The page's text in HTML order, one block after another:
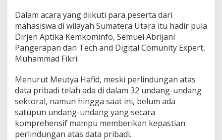
Dalam acara yang diikuti para peserta dari
mahasiswa di wilayah Sumatera Utara itu hadir pula
Dirjen Aptika Kemkominfo, Semuel Abrijani
Pangerapan dan Tech and Digital Comunity Expert,
Muhammad Fikri.
Menurut Meutya Hafid, meski perlindungan atas
data pribadi telah ada di dalam 32 undang-undang
sektoral, namun hingga saat ini, belum ada
satupun undang-undang yang secara
komprehensif mampu memberikan kepastian
perlindungan atas data pribadi.